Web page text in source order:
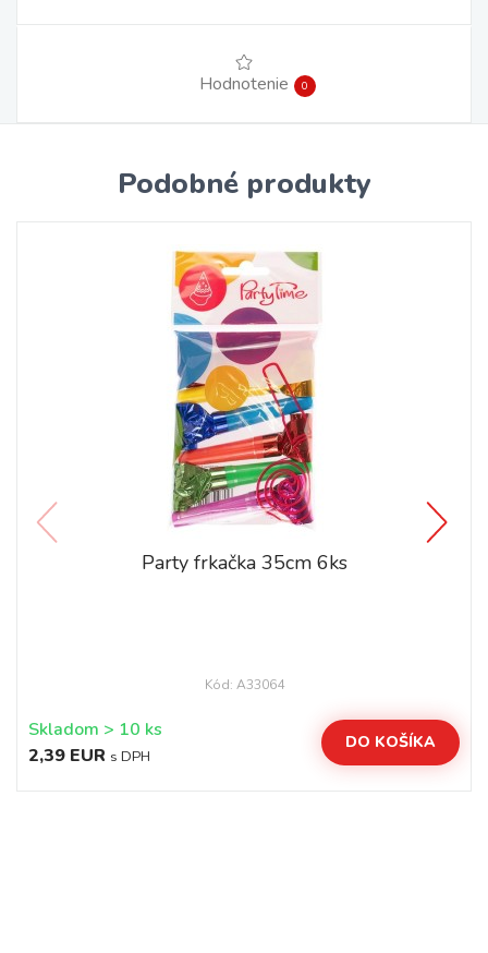
Hodnotenie 0
Podobné produkty
Party frkačka 35cm 6ks
Kód: A33064
Skladom > 10 ks
2,39 EUR s DPH
DO KOŠÍKA